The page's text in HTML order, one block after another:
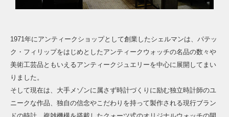
1971年にアンティークショップとして創業したシェルマンは、パテッ
ク・フィリップをはじめとしたアンティークウォッチの名品の数々や
美術工芸品ともいえるアンティークジュエリーを中心に展開してまい
りました。
そして現在は、大手メゾンに属さず時計づくりに励む独立時計師のユ
ニークな作品、独自の信念やこだわりを持って製作される現行ブラン